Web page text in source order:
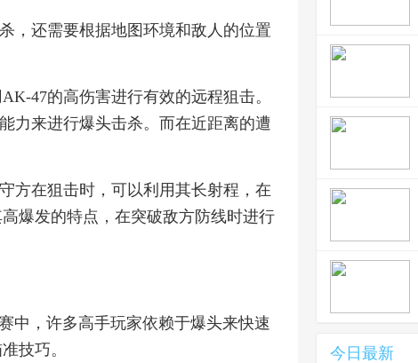
，还需要根据地图环境和敌人的位置
47的高伤害进行有效的远程狙击。
力来进行爆头击杀。而在近距离的遭
方在狙击时，可以利用其长射程，在
爆发的特点，在突破敌方防线时进行
中，许多高手玩家依赖于爆头来快速
技巧。
今日最新